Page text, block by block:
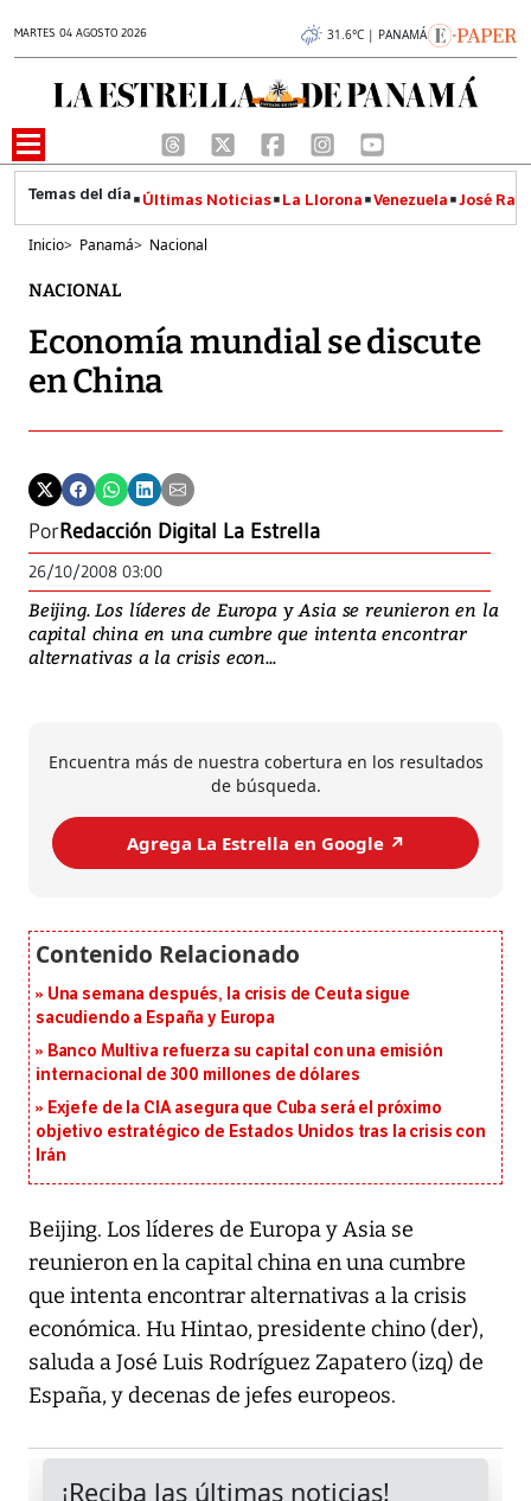
MARTES 04 AGOSTO 2026 31.6°C | PANAMÁ
Últimas Noticias La Llorona Venezuela José
Inicio> Panamá> Nacional
NACIONAL
Economía mundial se discute
en China
PorRedacción Digital La Estrella
26/10/2008 03:00
Beijing. Los líderes de Europa y Asia se reunieron en la
capital china en una cumbre que intenta encontrar
alternativas a la crisis econ...
Encuentra más de nuestra cobertura en los resultados
de búsqueda.
Agrega La Estrella en Google ↗️
Una semana después, la crisis de Ceuta sigue
sacudiendo a España y Europa
Banco Multiva refuerza su capital con una emisión
internacional de 300 millones de dólares
Exjefe de la CIA asegura que Cuba será el próximo
objetivo estratégico de Estados Unidos tras la crisis con
Irán
Beijing. Los líderes de Europa y Asia se
reunieron en la capital china en una cumbre
que intenta encontrar alternativas a la crisis
económica. Hu Hintao, presidente chino (der),
saluda a José Luis Rodríguez Zapatero (izq) de
España, y decenas de jefes europeos.